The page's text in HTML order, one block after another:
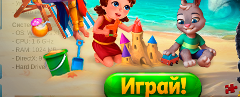
- Увлекательный геймплей, возможность почувствовать себя хозяином на кухне
- Много веселых и очень голодных клиентов!
Системные требования:
- OS: WindowsXPили более поздняя версия
- CPU: 1.6 GHz
- RAM: 1024 MB
- DirectX: 9.0
- Hard Drive: 1.25 Gb